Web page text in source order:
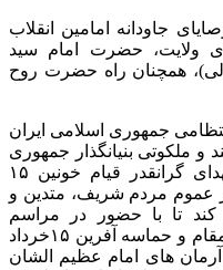
جاودانه امامین انقلاب
ولایت، حضرت امام سید
همچنان راه حضرت روح
جمهوری اسلامی ایران
و ملکوتی بنیانگذار جمهوری
اسلامی ایران، امام شهید امت، شهدای گرانقدر قیام خونین ۱۵
عموم مردم شریف، متدین و
کند تا با حضور در مراسم‌
گرامیداشت امام راحل و شهدای والامقام و حماسه آفرین ۱۵خرداد
آرمان های امام عظیم الشان